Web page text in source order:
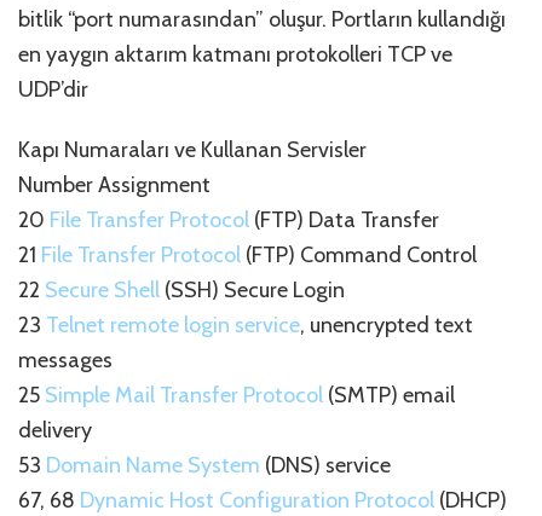
bitlik “port numarasından” oluşur. Portların kullandığı
en yaygın aktarım katmanı protokolleri TCP ve
UDP’dir
Kapı Numaraları ve Kullanan Servisler
Number Assignment
20 File Transfer Protocol (FTP) Data Transfer
21 File Transfer Protocol (FTP) Command Control
22 Secure Shell (SSH) Secure Login
23 Telnet remote login service, unencrypted text
messages
25 Simple Mail Transfer Protocol (SMTP) email
delivery
53 Domain Name System (DNS) service
67, 68 Dynamic Host Configuration Protocol (DHCP)